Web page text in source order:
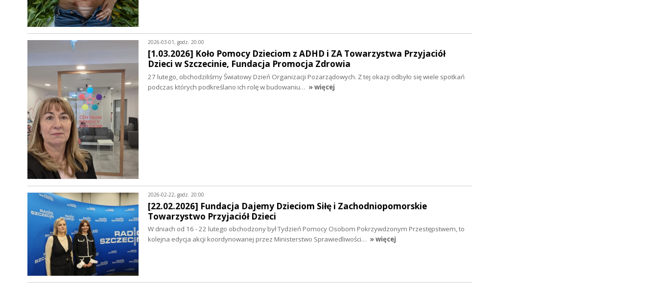
2026-03-01, godz. 20:00
[1.03.2026] Koło Pomocy Dzieciom z ADHD i ZA Towarzystwa Przyjaciół
Dzieci w Szczecinie, Fundacja Promocja Zdrowia
27 lutego, obchodziliśmy Światowy Dzień Organizacji Pozarządowych. Z tej okazji odbyło się wiele spotkań
podczas których podkreślano ich rolę w budowaniu… » więcej
2026-02-22, godz. 20:00
[22.02.2026] Fundacja Dajemy Dzieciom Siłę i Zachodniopomorskie
Towarzystwo Przyjaciół Dzieci
W dniach od 16 - 22 lutego obchodzony był Tydzień Pomocy Osobom Pokrzywdzonym Przestępstwem, to
kolejna edycja akcji koordynowanej przez Ministerstwo Sprawiedliwości… » więcej